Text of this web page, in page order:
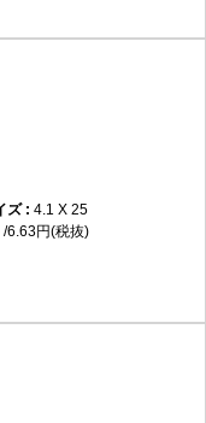
4.1 X 25
6.63円(税抜)